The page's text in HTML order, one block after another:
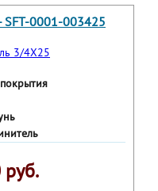
SFT-0001-003425